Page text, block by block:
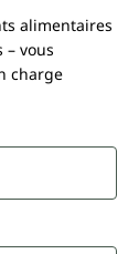
alimentaires
vous
charge